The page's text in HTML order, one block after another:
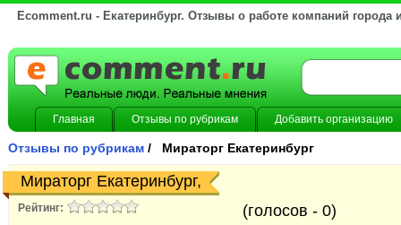
Ecomment.ru - Екатеринбург. Отзывы о работе компаний города
Главная Отзывы по рубрикам Добавить организацию
Отзывы по рубрикам / Мираторг Екатеринбург
Мираторг Екатеринбург,
Рейтинг: (голосов - 0)